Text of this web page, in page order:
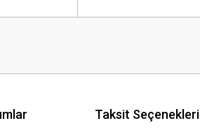
Taksit Seçenekleri